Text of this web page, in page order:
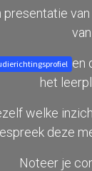
en
het
welke
deze
Noteer je